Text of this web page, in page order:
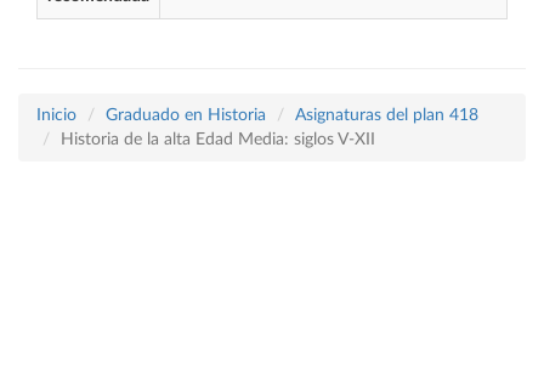
Inicio Graduado en Historia
Asignaturas del plan 418
Historia de la alta Edad Media: siglos V-XII